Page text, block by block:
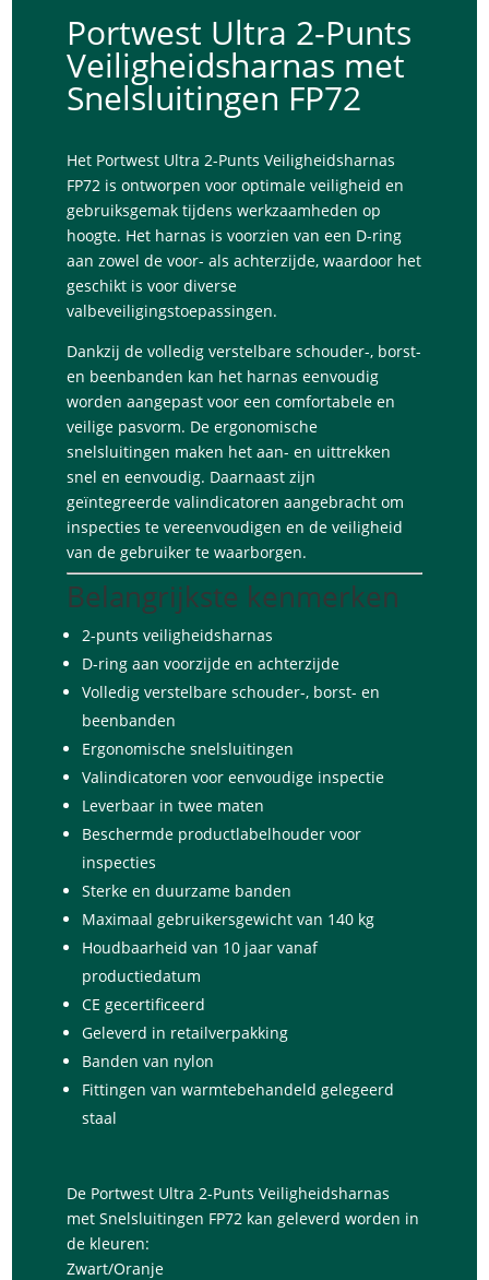
Portwest Ultra 2-Punts
Veiligheidsharnas met
Snelsluitingen FP72
Het Portwest Ultra 2-Punts Veiligheidsharnas
FP72 is ontworpen voor optimale veiligheid en
gebruiksgemak tijdens werkzaamheden op
hoogte. Het harnas is voorzien van een D-ring
aan zowel de voor- als achterzijde, waardoor het
geschikt is voor diverse
valbeveiligingstoepassingen.
Dankzij de volledig verstelbare schouder-, borst-
en beenbanden kan het harnas eenvoudig
worden aangepast voor een comfortabele en
veilige pasvorm. De ergonomische
snelsluitingen maken het aan- en uittrekken
snel en eenvoudig. Daarnaast zijn
geïntegreerde valindicatoren aangebracht om
inspecties te vereenvoudigen en de veiligheid
van de gebruiker te waarborgen.
Belangrijkste kenmerken
2-punts veiligheidsharnas
D-ring aan voorzijde en achterzijde
Volledig verstelbare schouder-, borst- en
beenbanden
Ergonomische snelsluitingen
Valindicatoren voor eenvoudige inspectie
Leverbaar in twee maten
Beschermde productlabelhouder voor
inspecties
Sterke en duurzame banden
Maximaal gebruikersgewicht van 140 kg
Houdbaarheid van 10 jaar vanaf
productiedatum
CE gecertificeerd
Geleverd in retailverpakking
Banden van nylon
Fittingen van warmtebehandeld gelegeerd
staal
De Portwest Ultra 2-Punts Veiligheidsharnas
met Snelsluitingen FP72 kan geleverd worden in
de kleuren:
Zwart/Oranje